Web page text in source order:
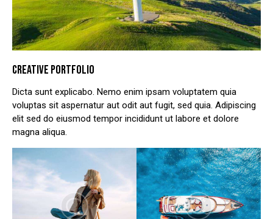
CREATIVE PORTFOLIO
Dicta sunt explicabo. Nemo enim ipsam voluptatem quia
voluptas sit aspernatur aut odit aut fugit, sed quia. Adipiscing
elit sed do eiusmod tempor incididunt ut labore et dolore
magna aliqua.